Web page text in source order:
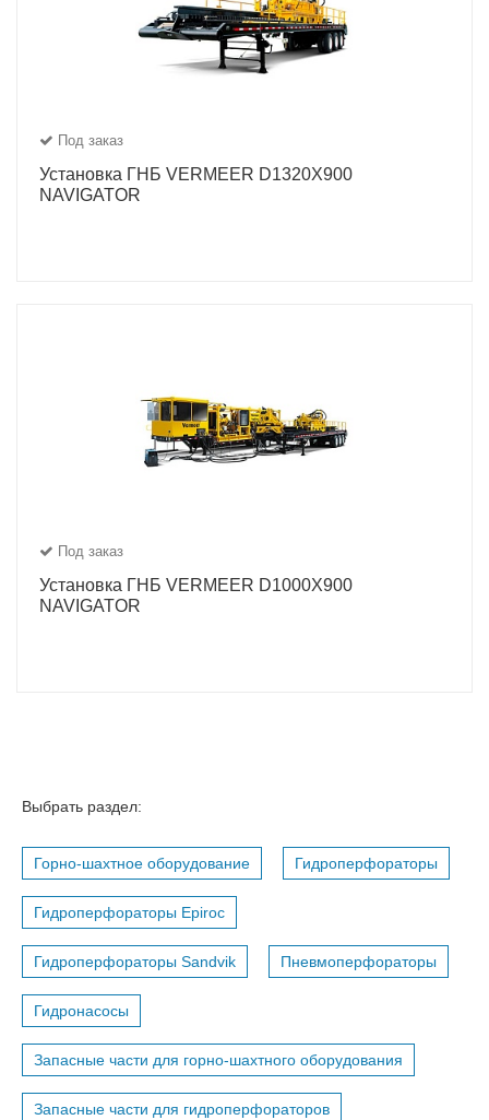
Под заказ
Установка ГНБ VERMEER D1320X900
NAVIGATOR
Под заказ
Установка ГНБ VERMEER D1000X900
NAVIGATOR
Выбрать раздел:
Горно-шахтное оборудование Гидроперфораторы
Гидроперфораторы Epiroc
Гидроперфораторы Sandvik Пневмоперфораторы
Гидронасосы
Запасные части для горно-шахтного оборудования
Запасные части для гидроперфораторов